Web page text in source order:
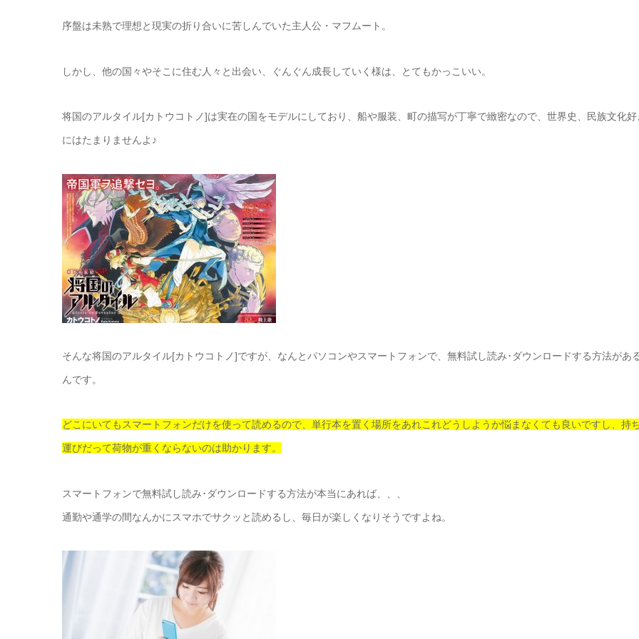
序盤は未熟で理想と現実の折り合いに苦しんでいた主人公・マフムート。
しかし、他の国々やそこに住む人々と出会い、ぐんぐん成長していく様は、とてもかっこいい。
将国のアルタイル[カトウコトノ]は実在の国をモデルにしており、船や服装、町の描写が丁寧で緻密なので、世界史、民族文化好
にはたまりませんよ♪
そんな将国のアルタイル[カトウコトノ]ですが、なんとパソコンやスマートフォンで、無料試し読み･ダウンロードする方法があ
んです。
どこにいてもスマートフォンだけを使って読めるので、単行本を置く場所をあれこれどうしようか悩まなくても良いですし、持
運びだって荷物が重くならないのは助かります。
スマートフォンで無料試し読み･ダウンロードする方法が本当にあれば、、、
通勤や通学の間なんかにスマホでサクッと読めるし、毎日が楽しくなりそうですよね。